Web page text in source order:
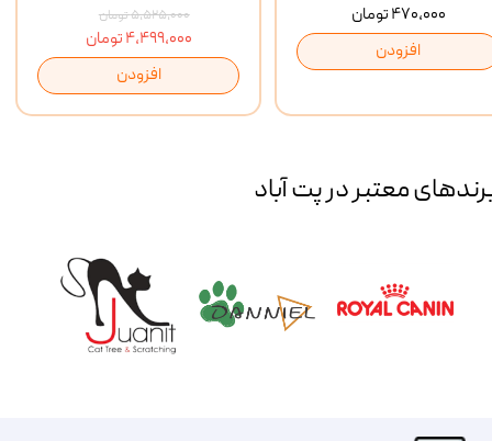
۵,۵۲۵,۰۰۰ تومان
۴,۴۹۹,۰۰۰ تومان
افزودن
۴۷۰,۰۰۰ تومان
افزودن
معتبر در پت آباد